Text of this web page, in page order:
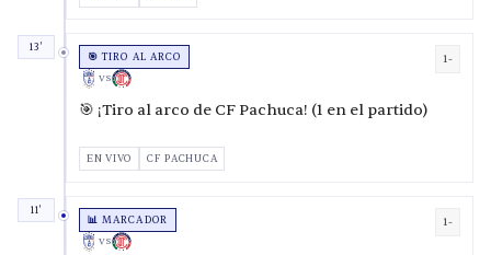
13'
🎯 TIRO AL ARCO
VS
1-
🎯 ¡Tiro al arco de CF Pachuca! (1 en el partido)
EN VIVO CF PACHUCA
11'
📊 MARCADOR
VS
1-